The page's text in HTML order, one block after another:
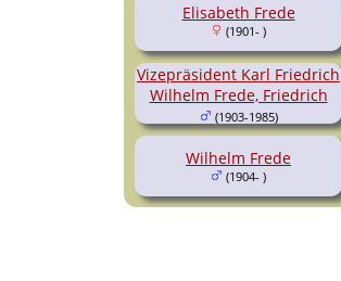
Elisabeth Frede
(1901- )
Vizepräsident Karl Friedrich
Wilhelm Frede, Friedrich
(1903-1985)
Wilhelm Frede
(1904- )